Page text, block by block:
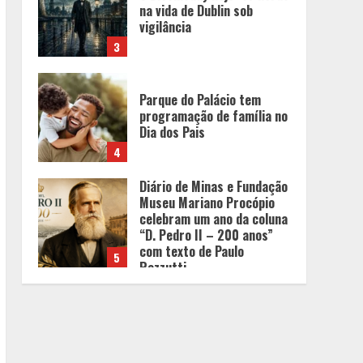
3
na vida de Dublin sob
vigilância
4
Parque do Palácio tem
programação de família no
Dia dos Pais
5
Diário de Minas e Fundação
Museu Mariano Procópio
celebram um ano da coluna
“D. Pedro II – 200 anos”
com texto de Paulo
Rezzutti